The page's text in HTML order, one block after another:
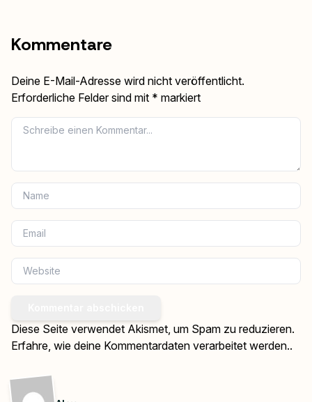
Kommentare
Deine E-Mail-Adresse wird nicht veröffentlicht.
Erforderliche Felder sind mit * markiert
Diese Seite verwendet Akismet, um Spam zu reduzieren.
Erfahre, wie deine Kommentardaten verarbeitet werden..